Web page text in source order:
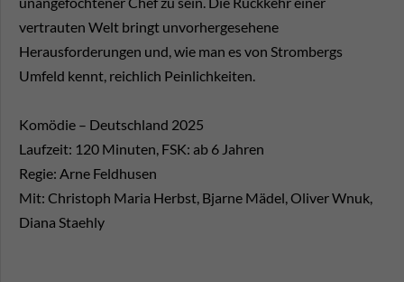
vertrauten Welt bringt unvorhergesehene
Herausforderungen und, wie man es von Strombergs
Umfeld kennt, reichlich Peinlichkeiten.
Komödie – Deutschland 2025
Laufzeit: 120 Minuten, FSK: ab 6 Jahren
Regie: Arne Feldhusen
Mit: Christoph Maria Herbst, Bjarne Mädel, Oliver Wnuk,
Diana Staehly